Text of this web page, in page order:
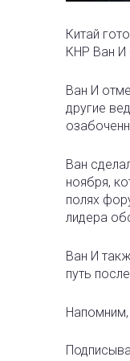
Китай
КНР Ван И
Ван И
другие
Ван
ноября,
полях
лидера
Ван И
путь
Напомним,